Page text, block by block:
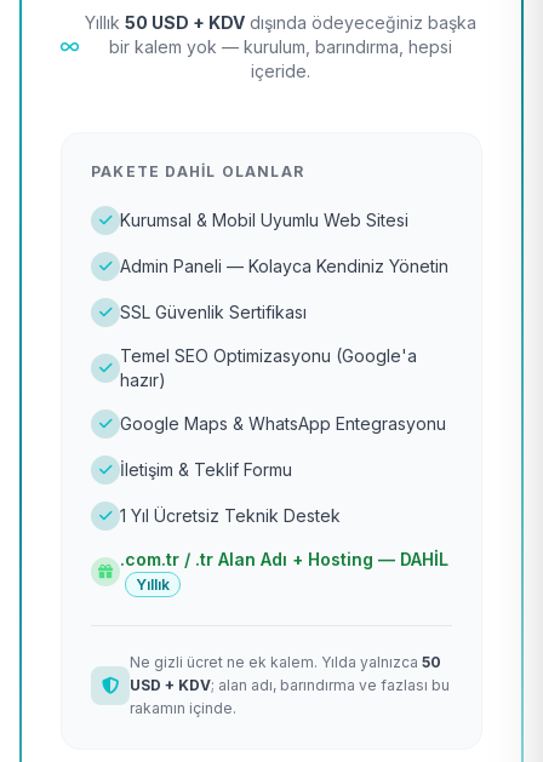
Yıllık 50 USD + KDV dışında ödeyeceğiniz başka
bir kalem yok — kurulum, barındırma, hepsi
içeride.
PAKETE DAHIL OLANLAR
Kurumsal & Mobil Uyumlu Web Sitesi
Admin Paneli — Kolayca Kendiniz Yönetin
SSL Güvenlik Sertifikası
Temel SEO Optimizasyonu (Google'a
hazır)
Google Maps & WhatsApp Entegrasyonu
İletişim & Teklif Formu
1 Yıl Ücretsiz Teknik Destek
.com.tr / .tr Alan Adı + Hosting — DAHİL
Yıllık
Ne gizli ücret ne ek kalem. Yılda yalnızca 50
USD + KDV; alan adı, barındırma ve fazlası bu
rakamın içinde.